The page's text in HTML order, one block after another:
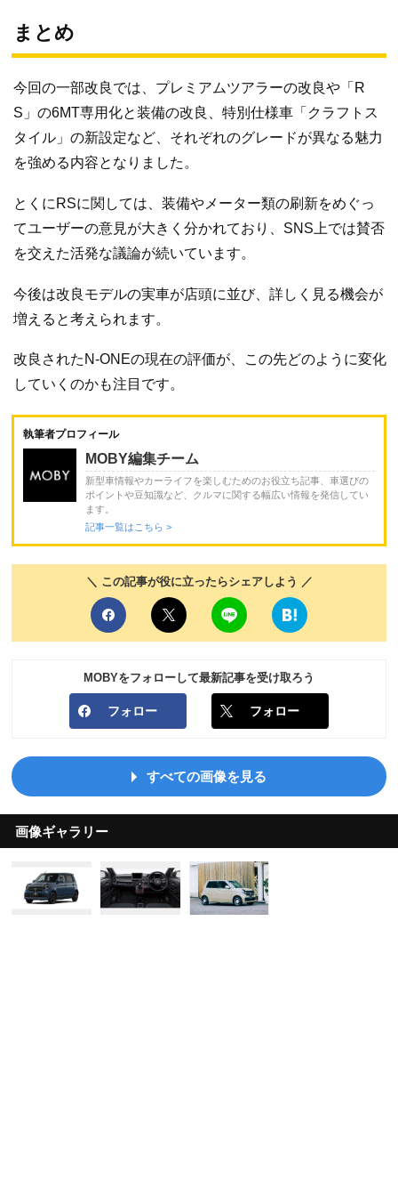
まとめ
今回の一部改良では、プレミアムツアラーの改良や「R
S」の6MT専用化と装備の改良、特別仕様車「クラフトス
タイル」の新設定など、それぞれのグレードが異なる魅力
を強める内容となりました。
とくにRSに関しては、装備やメーター類の刷新をめぐっ
てユーザーの意見が大きく分かれており、SNS上では賛否
を交えた活発な議論が続いています。
今後は改良モデルの実車が店頭に並び、詳しく見る機会が
増えると考えられます。
改良されたN-ONEの現在の評価が、この先どのように変化
していくのかも注目です。
執筆者プロフィール
MOBY編集チーム
新型車情報やカーライフを楽しむためのお役立ち記事、車選びの
ポイントや豆知識など、クルマに関する幅広い情報を発信してい
ます。
記事一覧はこちら >
＼ この記事が役に立ったらシェアしよう ／
MOBYをフォローして最新記事を受け取ろう
フォロー フォロー
すべての画像を見る
画像ギャラリー